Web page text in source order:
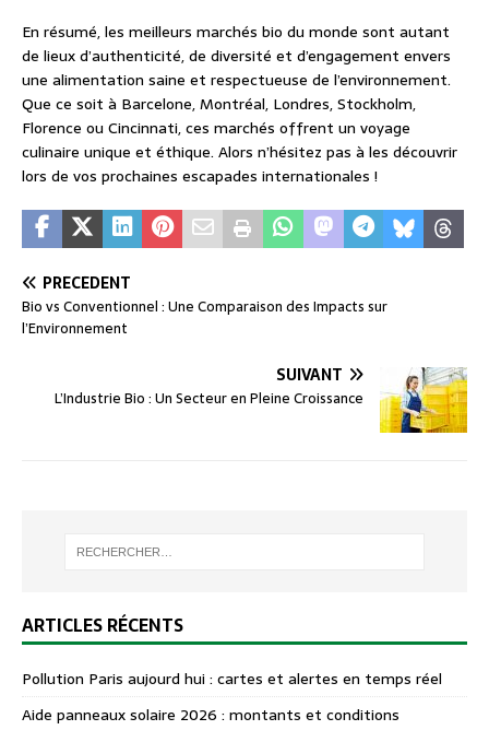
En résumé, les meilleurs marchés bio du monde sont autant
de lieux d’authenticité, de diversité et d’engagement envers
une alimentation saine et respectueuse de l’environnement.
Que ce soit à Barcelone, Montréal, Londres, Stockholm,
Florence ou Cincinnati, ces marchés offrent un voyage
culinaire unique et éthique. Alors n’hésitez pas à les découvrir
lors de vos prochaines escapades internationales !
PRÉCÉDENT
Bio vs Conventionnel : Une Comparaison des Impacts sur
l’Environnement
SUIVANT
L’Industrie Bio : Un Secteur en Pleine Croissance
ARTICLES RÉCENTS
Pollution Paris aujourd hui : cartes et alertes en temps réel
Aide panneaux solaire 2026 : montants et conditions